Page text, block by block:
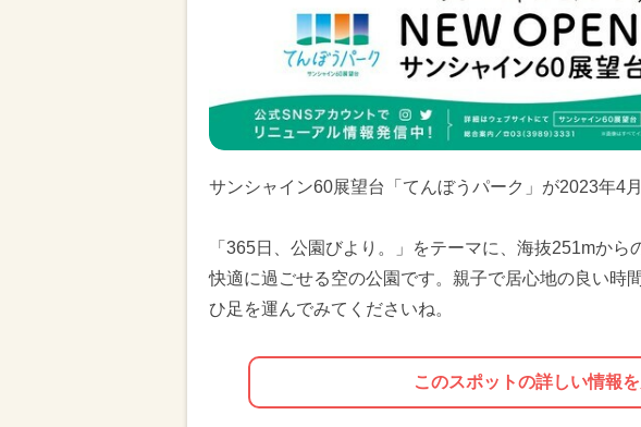
サンシャイン60展望台「てんぼうパーク」が2023年4
「365日、公園びより。」をテーマに、海抜251mか
快適に過ごせる空の公園です。親子で居心地の良い時
ひ足を運んでみてくださいね。
このスポットの詳しい情報